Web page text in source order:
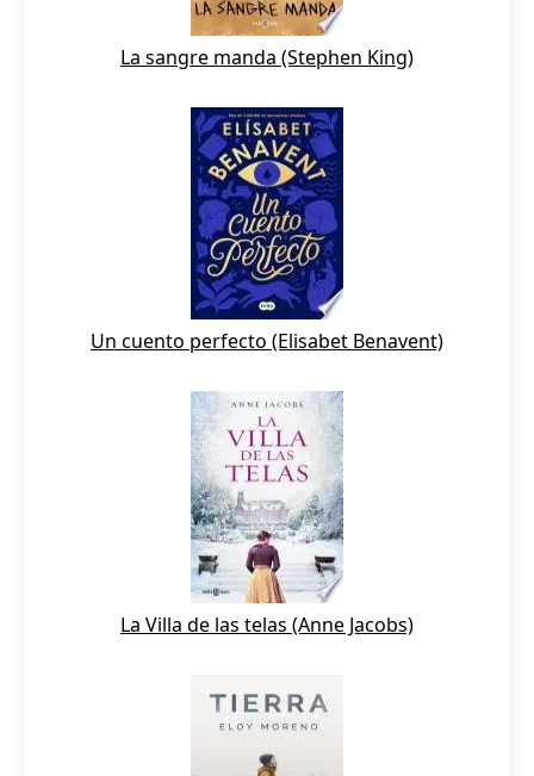
La sangre manda (Stephen King)
Un cuento perfecto (Elisabet Benavent)
La Villa de las telas (Anne Jacobs)